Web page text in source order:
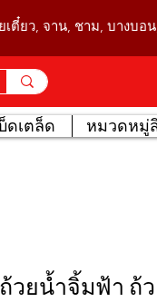
ตี๋ยว, จาน, ชาม, บางบอ
ดเตล็ด หมวดหมู่
ถ้วยน้ำจิ้มฟ้า ถ้